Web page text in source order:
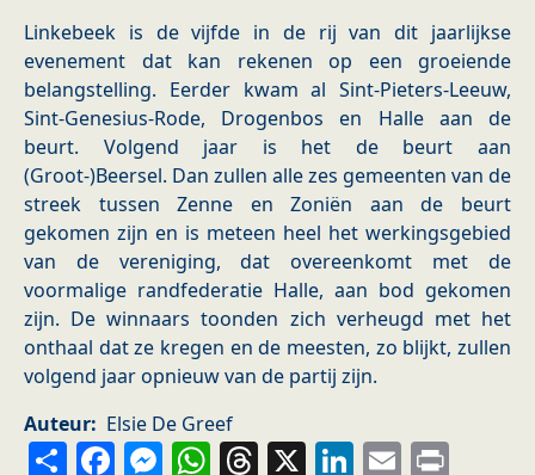
Linkebeek is de vijfde in de rij van dit jaarlijkse
evenement dat kan rekenen op een groeiende
belangstelling. Eerder kwam al Sint-Pieters-Leeuw,
Sint-Genesius-Rode, Drogenbos en Halle aan de
beurt. Volgend jaar is het de beurt aan
(Groot-)Beersel. Dan zullen alle zes gemeenten van de
streek tussen Zenne en Zoniën aan de beurt
gekomen zijn en is meteen heel het werkingsgebied
van de vereniging, dat overeenkomt met de
voormalige randfederatie Halle, aan bod gekomen
zijn. De winnaars toonden zich verheugd met het
onthaal dat ze kregen en de meesten, zo blijkt, zullen
volgend jaar opnieuw van de partij zijn.
Auteur
Elsie De Greef
ShareFacebook
Messenger
WhatsApp
Threads
X LinkedIn
Email